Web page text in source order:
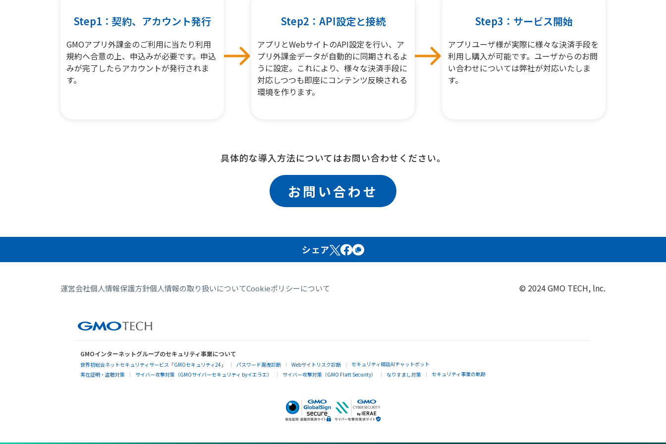
Step1：契約、アカウント発行
GMOアプリ外課金のご利用に当たり利用
規約へ合意の上、申込みが必要です。申込
みが完了したらアカウントが発行されま
す。
Step2：API設定と接続
アプリとWebサイトのAPI設定を行い、ア
プリ外課金データが自動的に同期されるよ
うに設定。これにより、様々な決済手段に
対応しつつも即座にコンテンツ反映される
環境を作ります。
Step3：サービス開始
アプリユーザ様が実際に様々な決済手段を
利用し購入が可能です。ユーザからのお問
い合わせについては弊社が対応いたしま
す。
具体的な導入方法についてはお問い合わせください。
お問い合わせ
シェア
運営会社個人情報保護方針個人情報の取り扱いについてCookieポリシーについて © 2024 GMO TECH, lnc.
GMOインターネットグループのセキュリティ事業について
世界初総合ネットセキュリティサービス「GMOセキュリティ24」 パスワード漏洩診断 Webサイトリスク診断
セキュリティ相談AIチャットボット
実在証明・盗聴対策
サイバー攻撃対策（GMOサイバーセキュリティ byイエラエ） サイバー攻撃対策（GMO Flatt Security） なりすまし対策 セキュリティ事業の軌跡